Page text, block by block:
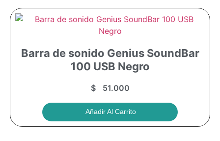
Barra de sonido Genius SoundBar
100 USB Negro
$51.000
Añadir Al Carrito